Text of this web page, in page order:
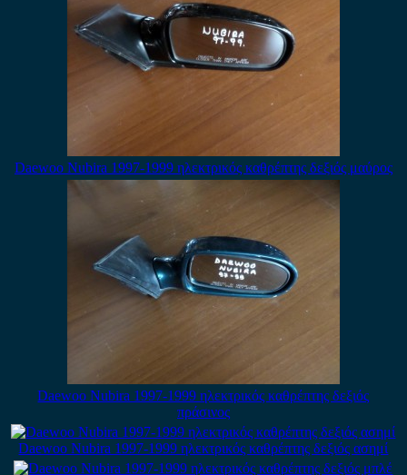
Daewoo Nubira 1997-1999 ηλεκτρικός καθρέπτης δεξιός μαύρος
Daewoo Nubira 1997-1999 ηλεκτρικός καθρέπτης δεξιός
πράσινος
Daewoo Nubira 1997-1999 ηλεκτρικός καθρέπτης δεξιός ασημί